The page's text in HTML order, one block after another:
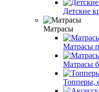
Детские
Матрасы
Матрасы
Матрасы
Топперы,